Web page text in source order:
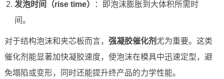
发泡时间（rise time）
：即泡沫膨胀到大体积所需时
间。
对于结构泡沫和夹芯板而言， 强凝胶催化剂 尤为重要。这类
催化剂能显著加快凝胶速度，使泡沫在模具中迅速定型，避
免塌陷或变形，同时还能提升终产品的力学性能。